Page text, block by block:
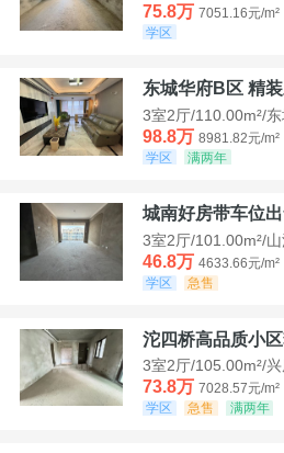
75.8万 7051.16元/m²
学区
东城华府B区 精
3室2厅/110.00m²/
98.8万 8981.82元/m²
学区
满两年
城南好房带车位
3室2厅/101.00m²/
46.8万 4633.66元/m²
学区
急售
沱四桥高品质小
3室2厅/105.00m²/
73.8万 7028.57元/m²
学区
急售 满两年